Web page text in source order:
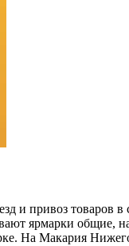
и привоз товаров
ярмарки общие,
На Макария